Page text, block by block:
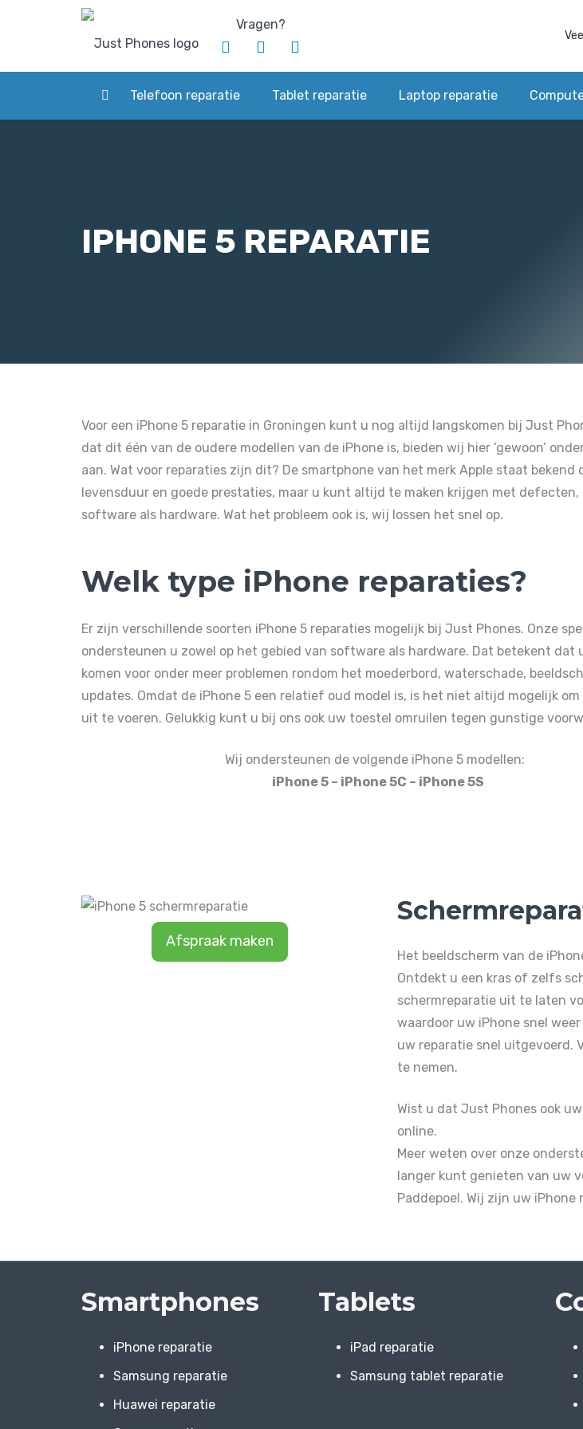
Vragen?
Telefoon reparatie Tablet reparatie Laptop reparatie
IPHONE 5 REPARATIE
Voor een iPhone 5 reparatie in Groningen kunt u nog altijd langskomen bij Just
dat dit één van de oudere modellen van de iPhone is, bieden wij hier ‘gewoon’
aan. Wat voor reparaties zijn dit? De smartphone van het merk Apple staat bekend
levensduur en goede prestaties, maar u kunt altijd te maken krijgen met defecten,
software als hardware. Wat het probleem ook is, wij lossen het snel op.
Welk type iPhone reparaties?
Er zijn verschillende soorten iPhone 5 reparaties mogelijk bij Just Phones. Onze
ondersteunen u zowel op het gebied van software als hardware. Dat betekent dat
komen voor onder meer problemen rondom het moederbord, waterschade,
updates. Omdat de iPhone 5 een relatief oud model is, is het niet altijd mogelijk
uit te voeren. Gelukkig kunt u bij ons ook uw toestel omruilen tegen gunstige
Wij ondersteunen de volgende iPhone 5 modellen:
iPhone 5 – iPhone 5C – iPhone 5S
Afspraak maken
Het beeldscherm van de
Ontdekt u een kras of zelfs
schermreparatie uit te laten
waardoor uw iPhone snel
uw reparatie snel uitgevoerd.
te nemen.
Wist u dat Just Phones ook
online.
Meer weten over onze
langer kunt genieten van uw
Paddepoel. Wij zijn uw
Smartphones
iPhone reparatie
Samsung reparatie
Huawei reparatie
Tablets
iPad reparatie
Samsung tablet reparatie